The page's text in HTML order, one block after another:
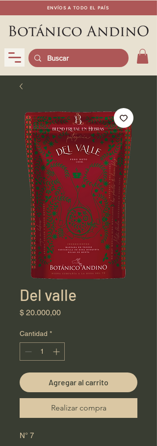
ENVÍOS A TODO EL PAÍS
Del valle
$ 20.000,00Precio
Cantidad *
Agregar al carrito
Realizar compra
N° 7